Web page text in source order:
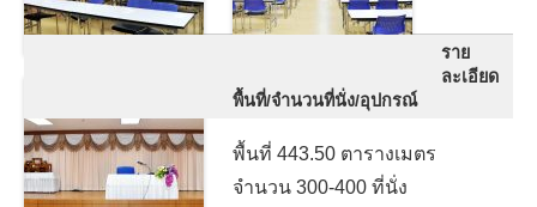
ราย
ละเอียด
พื้นที่/จำนวนที่นั่ง/อุปกรณ์
พื้นที่ 443.50 ตารางเมตร
จำนวน 300-400 ที่นั่ง